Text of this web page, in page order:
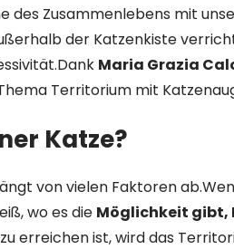
des Zusammenlebens mit
der Katzenkiste
Maria Grazia
Territorium mit
Katze?
von vielen Faktoren
wo es die Möglichkeit gibt,
erreichen ist, wird das